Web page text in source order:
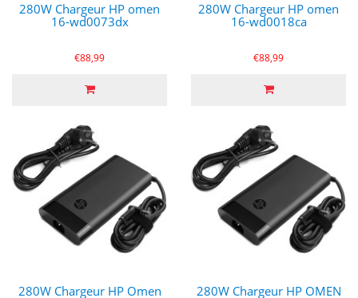
280W Chargeur HP omen
16-wd0073dx
€88,99
280W Chargeur HP omen
16-wd0018ca
€88,99
280W Chargeur HP Omen
280W Chargeur HP OMEN